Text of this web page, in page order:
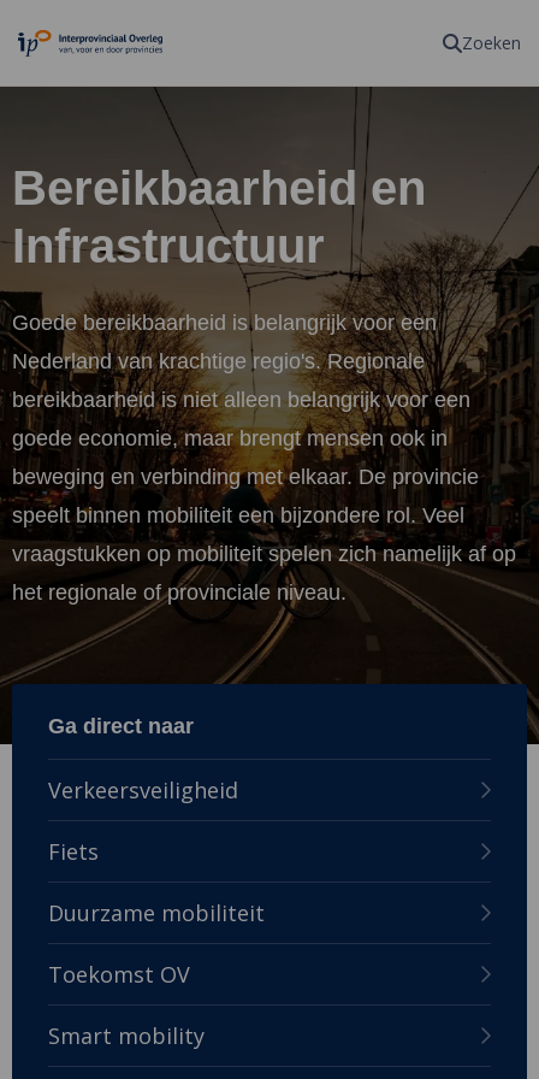
Homepagina Zoeken
Bereikbaarheid en
Infrastructuur
Goede bereikbaarheid is belangrijk voor een
Nederland van krachtige regio's. Regionale
bereikbaarheid is niet alleen belangrijk voor een
goede economie, maar brengt mensen ook in
beweging en verbinding met elkaar. De provincie
speelt binnen mobiliteit een bijzondere rol. Veel
vraagstukken op mobiliteit spelen zich namelijk af op
het regionale of provinciale niveau.
Ga direct naar
Verkeersveiligheid
Fiets
Duurzame mobiliteit
Toekomst OV
Smart mobility